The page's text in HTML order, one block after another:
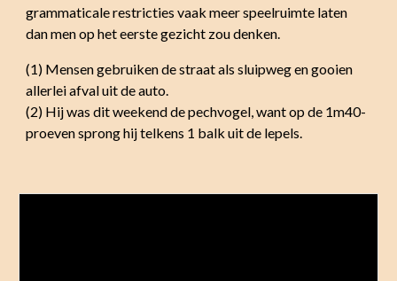
grammaticale restricties vaak meer speelruimte laten
dan men op het eerste gezicht zou denken.
(1) Mensen gebruiken de straat als sluipweg en gooien
allerlei afval uit de auto.
(2) Hij was dit weekend de pechvogel, want op de 1m40-
proeven sprong hij telkens 1 balk uit de lepels.